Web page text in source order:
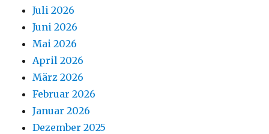
Juli 2026
Juni 2026
Mai 2026
April 2026
März 2026
Februar 2026
Januar 2026
Dezember 2025